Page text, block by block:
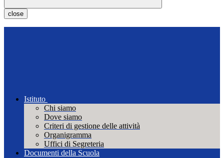
close
Istituto
Chi siamo
Dove siamo
Criteri di gestione delle attività
Organigramma
Uffici di Segreteria
Documenti della Scuola